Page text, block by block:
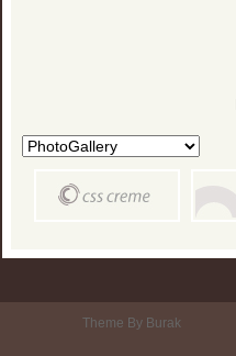
Theme By Burak